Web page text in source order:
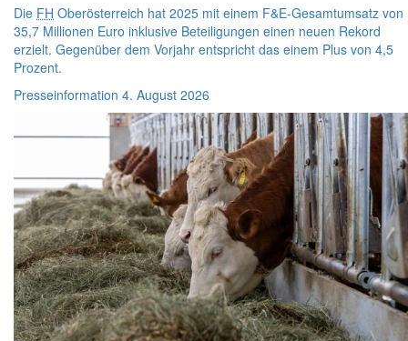
Die FH Oberösterreich hat 2025 mit einem F&E-Gesamtumsatz von
35,7 Millionen Euro inklusive Beteiligungen einen neuen Rekord
erzielt. Gegenüber dem Vorjahr entspricht das einem Plus von 4,5
Prozent.
Presseinformation 4. August 2026